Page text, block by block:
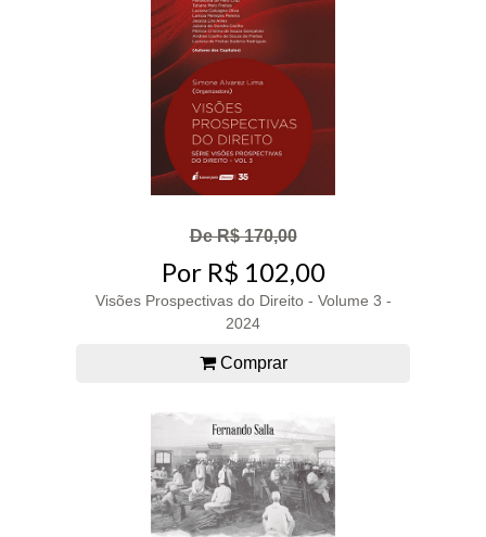
De R$ 170,00
Por R$ 102,00
Visões Prospectivas do Direito - Volume 3 -
2024
Comprar